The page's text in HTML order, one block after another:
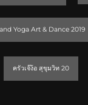
Yoga Art & Dance 2019
ครัวเจ๊ง้อ สุขุมวิท 20